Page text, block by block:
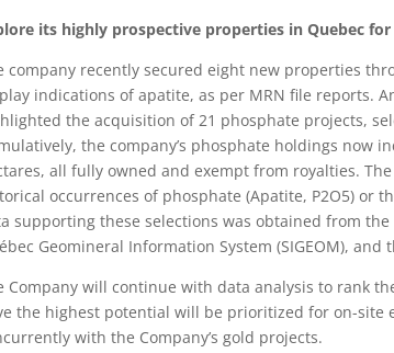
its highly prospective properties in Quebec
company recently secured eight new properties
indications of apatite, as per MRN file reports.
the acquisition of 21 phosphate projects,
the company’s phosphate holdings now
all fully owned and exempt from royalties.
occurrences of phosphate (Apatite, P2O5) or
supporting these selections was obtained from
Geomineral Information System (SIGEOM), and
Company will continue with data analysis to rank
the highest potential will be prioritized for on-
with the Company’s gold projects.